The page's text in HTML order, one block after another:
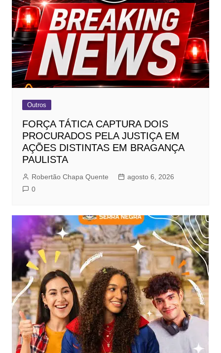
Outros
FORÇA TÁTICA CAPTURA DOIS
PROCURADOS PELA JUSTIÇA EM
AÇÕES DISTINTAS EM BRAGANÇA
PAULISTA
Robertão Chapa Quente
agosto 6, 2026
0